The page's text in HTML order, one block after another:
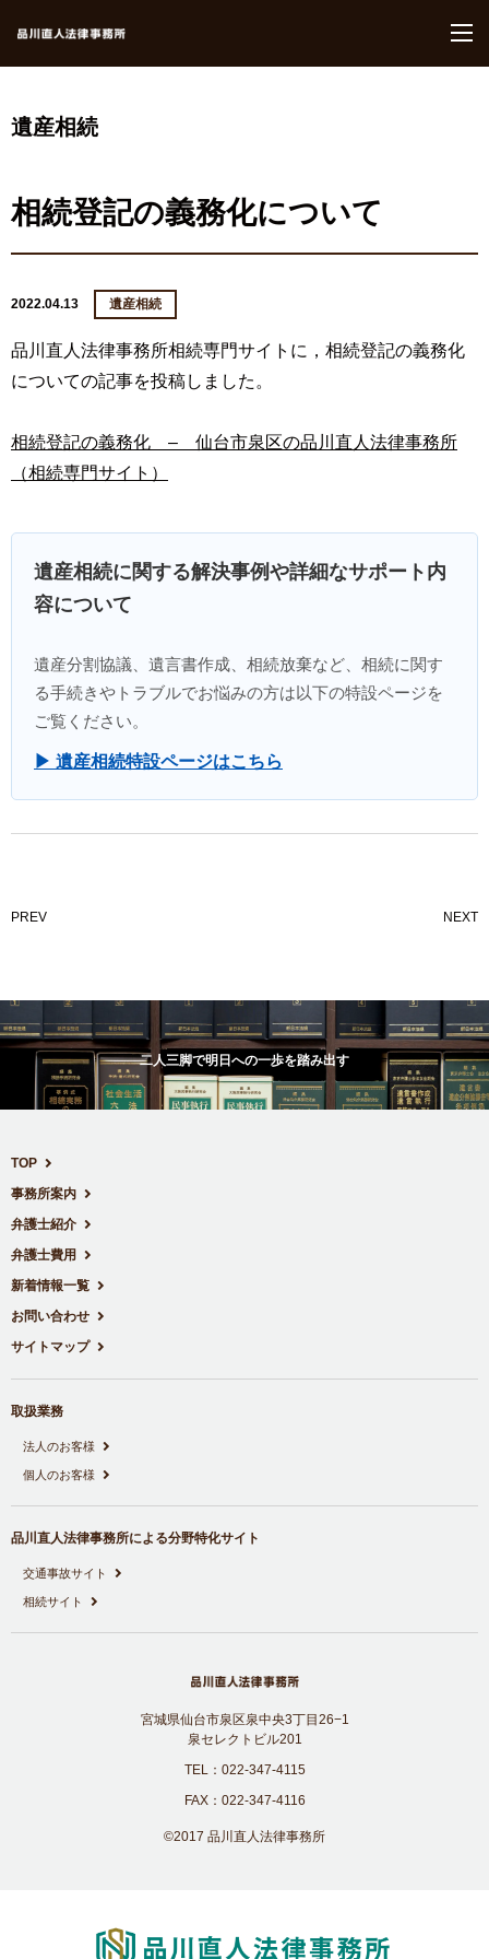
遺産相続
相続登記の義務化について
2022.04.13 遺産相続
品川直人法律事務所相続専門サイトに，相続登記の義務化
についての記事を投稿しました。
相続登記の義務化 – 仙台市泉区の品川直人法律事務所
（相続専門サイト）
遺産相続に関する解決事例や詳細なサポート内
容について
遺産分割協議、遺言書作成、相続放棄など、相続に関す
る手続きやトラブルでお悩みの方は以下の特設ページを
ご覧ください。
▶ 遺産相続特設ページはこちら
PREV NEXT
二人三脚で明日への一歩を踏み出す
TOP
事務所案内
弁護士紹介
弁護士費用
新着情報一覧
お問い合わせ
サイトマップ
取扱業務
法人のお客様
個人のお客様
品川直人法律事務所による分野特化サイト
交通事故サイト
相続サイト
宮城県仙台市泉区泉中央3丁目26−1
泉セレクトビル201
TEL：022-347-4115
FAX：022-347-4116
©2017 品川直人法律事務所